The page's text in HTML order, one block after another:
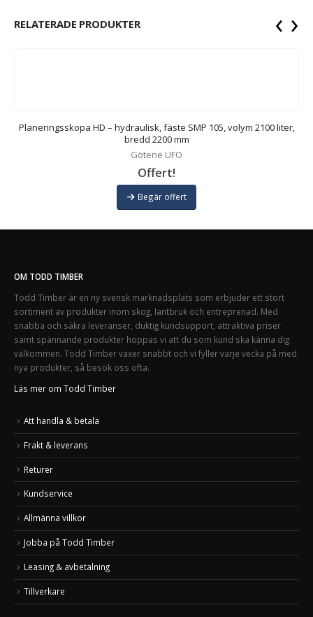
RELATERADE PRODUKTER
Planeringsskopa HD – hydraulisk, fäste SMP 105, volym 2100 liter,
bredd 2200 mm
Götene UFO
Offert!
Begär offert
‹ ›
OM TODD TIMBER
Todd Timber är en ny svensk marknadsplats som erbjuder ett stort
sortiment av produkter inom skog, lantbruk och entreprenad. Med
snabba och säkra leveranser, duktig kundsupport, attraktiva priser
samt spännande produkter hoppas vi att du som kund ska känna dig
välkommen. Todd Timber växer snabbt och vi fyller varje vecka på med
nya produkter, så besök oss ofta.
Läs mer om Todd Timber
Att handla & betala
Frakt & leverans
Returer
Kundservice
Allmänna villkor
Jobba på Todd Timber
Leasing & avbetalning
Tillverkare